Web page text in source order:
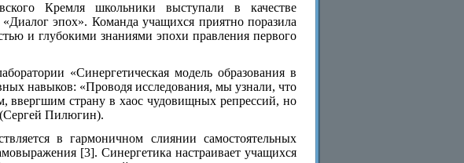
Кремля школьники выступали в качестве
эпох». Команда учащихся приятно поразила
и глубокими знаниями эпохи правления первого
«Синергетическая модель образования в
навыков: «Проводя исследования, мы узнали, что
ввергшим страну в хаос чудовищных репрессий, но
Пилюгин).
в гармоничном слиянии самостоятельных
[3]. Синергетика настраивает учащихся